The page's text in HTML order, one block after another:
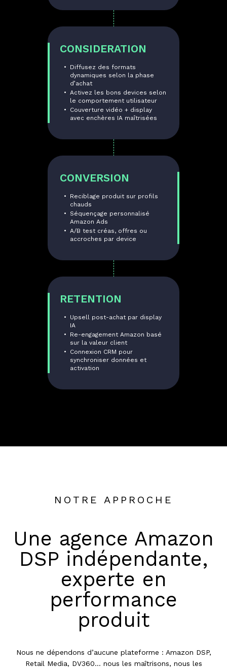
CONSIDERATION
Diffusez des formats
dynamiques selon la phase
d’achat
Activez les bons devices selon
le comportement utilisateur
Couverture vidéo + display
avec enchères IA maîtrisées
CONVERSION
Reciblage produit sur profils
chauds
Séquençage personnalisé
Amazon Ads
A/B test créas, offres ou
accroches par device
RETENTION
Upsell post-achat par display
IA
Re-engagement Amazon basé
sur la valeur client
Connexion CRM pour
synchroniser données et
activation
NOTRE APPROCHE
Une agence Amazon
DSP indépendante,
experte en
performance
produit
Nous ne dépendons d’aucune plateforme : Amazon DSP,
Retail Media, DV360… nous les maîtrisons, nous les